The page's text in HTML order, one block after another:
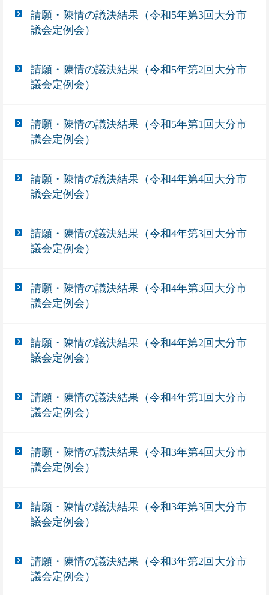
請願・陳情の議決結果（令和5年第3回大分市
議会定例会）
請願・陳情の議決結果（令和5年第2回大分市
議会定例会）
請願・陳情の議決結果（令和5年第1回大分市
議会定例会）
請願・陳情の議決結果（令和4年第4回大分市
議会定例会）
請願・陳情の議決結果（令和4年第3回大分市
議会定例会）
請願・陳情の議決結果（令和4年第3回大分市
議会定例会）
請願・陳情の議決結果（令和4年第2回大分市
議会定例会）
請願・陳情の議決結果（令和4年第1回大分市
議会定例会）
請願・陳情の議決結果（令和3年第4回大分市
議会定例会）
請願・陳情の議決結果（令和3年第3回大分市
議会定例会）
請願・陳情の議決結果（令和3年第2回大分市
議会定例会）